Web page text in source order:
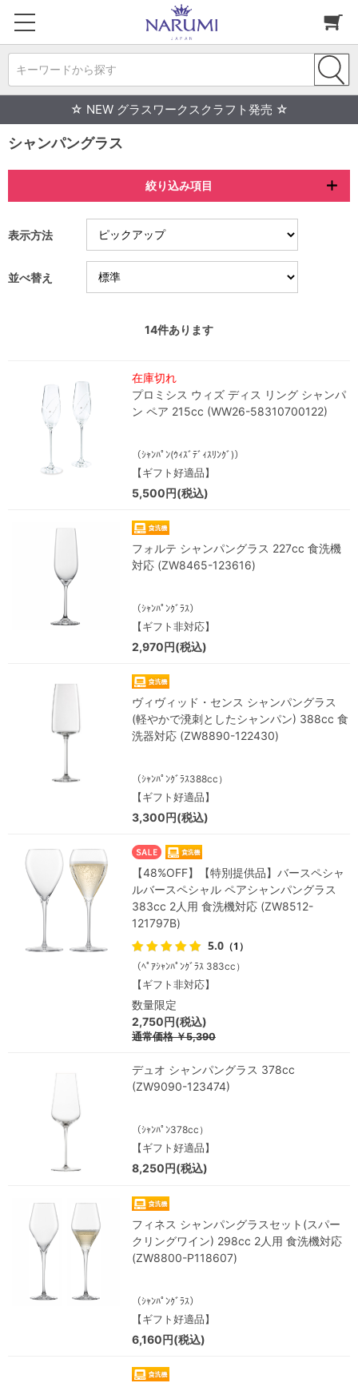
キーワードから探す
☆ NEW グラスワークスクラフト発売 ☆
シャンパングラス
絞り込み項目
表示方法
並べ替え
14件あります
在庫切れ
プロミシス ウィズ ディス リング シャンパ
ン ペア 215cc (WW26-58310700122)
（ｼｬﾝﾊﾟﾝ(ｳｨｽﾞﾃﾞｨｽﾘﾝｸﾞ)）
【ギフト好適品】
5,500円(税込)
フォルテ シャンパングラス 227cc 食洗機
対応 (ZW8465-123616)
（ｼｬﾝﾊﾟﾝｸﾞﾗｽ）
【ギフト非対応】
2,970円(税込)
ヴィヴィッド・センス シャンパングラス
(軽やかで溌刺としたシャンパン) 388cc 食
洗器対応 (ZW8890-122430)
（ｼｬﾝﾊﾟﾝｸﾞﾗｽ388cc）
【ギフト好適品】
3,300円(税込)
【48%OFF】【特別提供品】バースペシャ
ルバースペシャル ペアシャンパングラス
383cc 2人用 食洗機対応 (ZW8512-
121797B)
5.0 （1）
（ﾍﾟｱｼｬﾝﾊﾟﾝｸﾞﾗｽ 383cc）
【ギフト非対応】
数量限定
2,750円(税込)
通常価格￥5,390
デュオ シャンパングラス 378cc
(ZW9090-123474)
（ｼｬﾝﾊﾟﾝ378cc）
【ギフト好適品】
8,250円(税込)
フィネス シャンパングラスセット(スパー
クリングワイン) 298cc 2人用 食洗機対応
(ZW8800-P118607)
（ｼｬﾝﾊﾟﾝｸﾞﾗｽ）
【ギフト好適品】
6,160円(税込)